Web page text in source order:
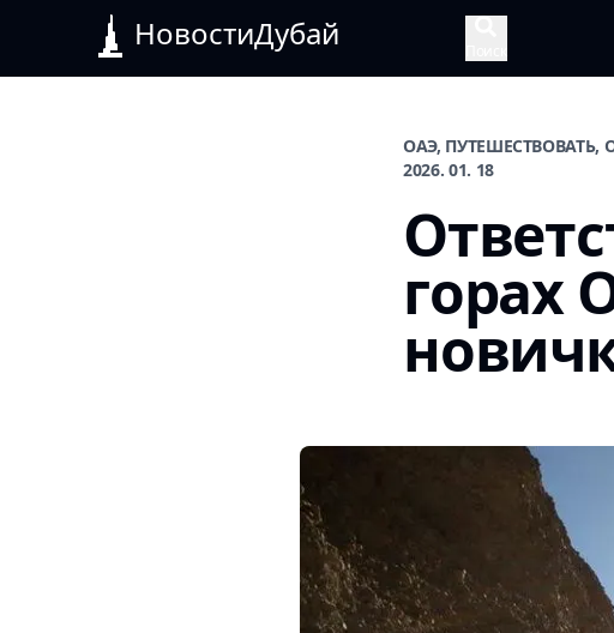
НовостиДубай
ОАЭ, ПУТЕШЕСТВОВАТЬ,
2026. 01. 18
горах